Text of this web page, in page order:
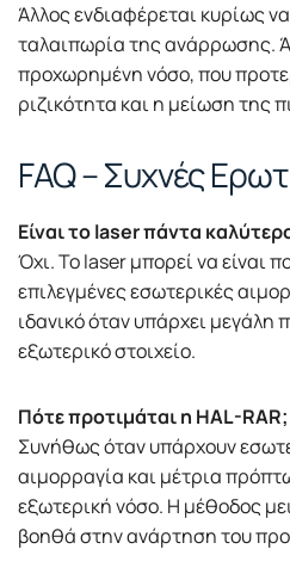
Άλλος ενδιαφέρεται κυρίως
ταλαιπωρία της ανάρρωσης.
προχωρημένη νόσο, που
ριζικότητα και η μείωση της
FAQ – Συχνές
Είναι το laser πάντα
Όχι. Το laser μπορεί να είναι
επιλεγμένες εσωτερικές
ιδανικό όταν υπάρχει μεγάλη
εξωτερικό στοιχείο.
Πότε προτιμάται η HAL-RAR;
Συνήθως όταν υπάρχουν
αιμορραγία και μέτρια
εξωτερική νόσο. Η μέθοδος
βοηθά στην ανάρτηση του